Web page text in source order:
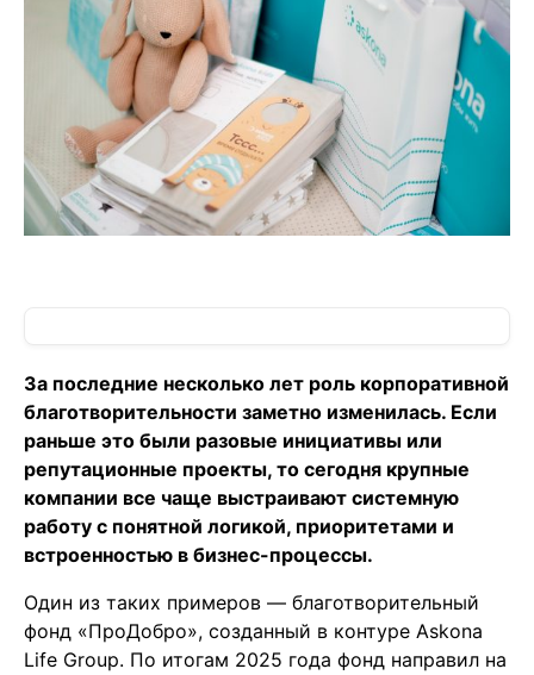
За последние несколько лет роль корпоративной
благотворительности заметно изменилась. Если
раньше это были разовые инициативы или
репутационные проекты, то сегодня крупные
компании все чаще выстраивают системную
работу с понятной логикой, приоритетами и
встроенностью в бизнес-процессы.
Один из таких примеров — благотворительный
фонд «ПроДобро», созданный в контуре Askona
Life Group. По итогам 2025 года фонд направил на